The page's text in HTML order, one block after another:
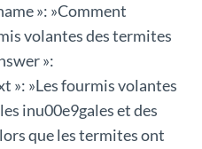
»: »Comment
volantes des termites
»:
»: »Les fourmis volantes
inu00e9gales et des
que les termites ont